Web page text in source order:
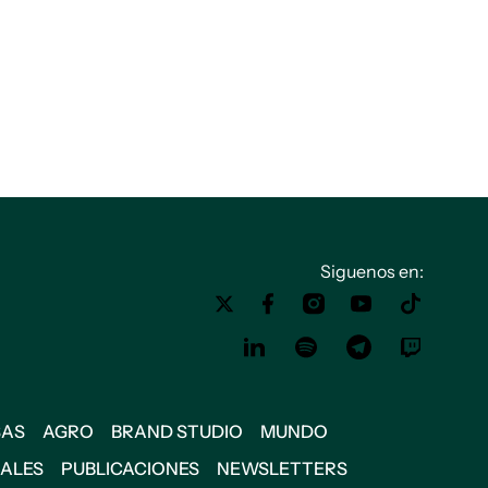
Siguenos en:
AGRO BRAND STUDIO
MUNDO
PUBLICACIONES NEWSLETTERS